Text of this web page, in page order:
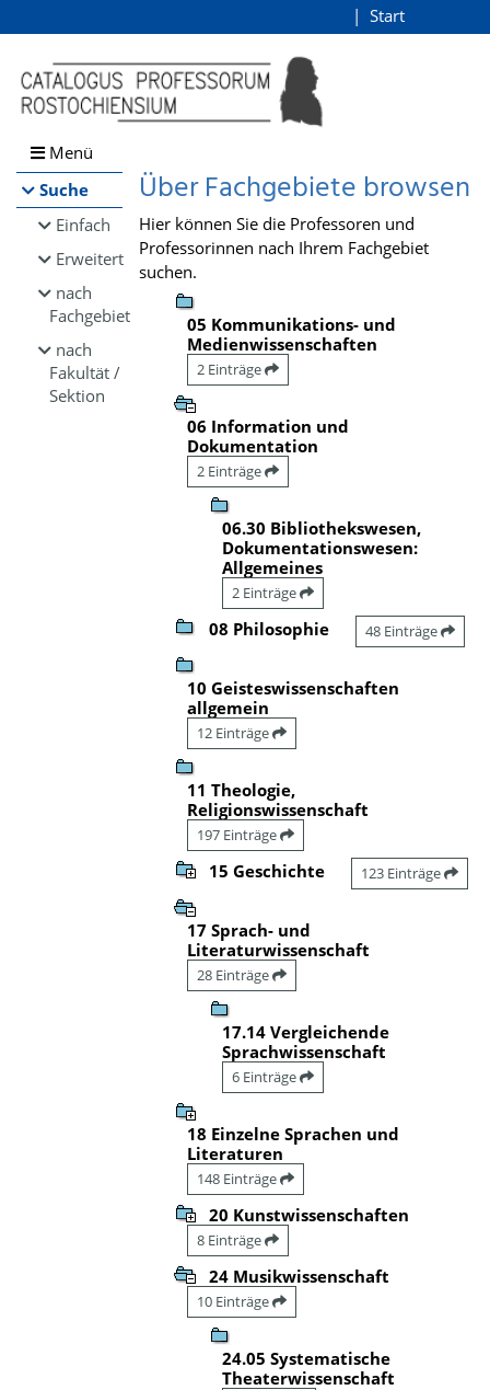
Browsen
direkt zum Inhalt
Start
Menü
Suche
Einfach
Erweitert
nach
Fachgebiet
nach
Fakultät /
Sektion
Über Fachgebiete browsen
Hier können Sie die Professoren und
Professorinnen nach Ihrem Fachgebiet
suchen.
05 Kommunikations- und
Medienwissenschaften
2 Einträge
06 Information und
Dokumentation
2 Einträge
06.30 Bibliothekswesen,
Dokumentationswesen:
Allgemeines
2 Einträge
08 Philosophie 48 Einträge
10 Geisteswissenschaften
allgemein
12 Einträge
11 Theologie,
Religionswissenschaft
197 Einträge
15 Geschichte 123 Einträge
17 Sprach- und
Literaturwissenschaft
28 Einträge
17.14 Vergleichende
Sprachwissenschaft
6 Einträge
18 Einzelne Sprachen und
Literaturen
148 Einträge
20 Kunstwissenschaften
8 Einträge
24 Musikwissenschaft
10 Einträge
24.05 Systematische
Theaterwissenschaft